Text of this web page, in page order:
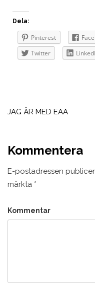
Dela:
Pinterest
Twitter
JAG ÄR MED EAA
Kommentera
E-postadressen
märkta *
Kommentar